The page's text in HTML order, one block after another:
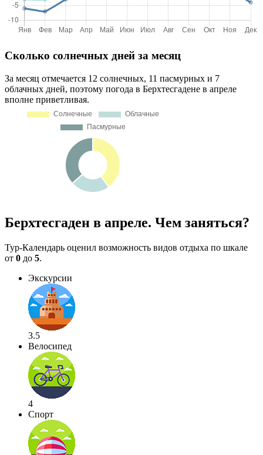
Сколько солнечных дней за месяц
За месяц отмечается 12 солнечных, 11 пасмурных и 7
облачных дней, поэтому погода в Берхтесгадене в апреле
вполне приветливая.
Берхтесгаден в апреле. Чем заняться?
Тур-Календарь оценил возможность видов отдыха по шкале
от 0 до 5.
Экскурсии
3.5
Велосипед
4
Спорт